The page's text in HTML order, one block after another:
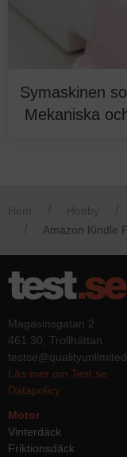
Symaskinen
Mekaniska
Amazon Kindle
Magasinsgatan 2
461 30, Trollhättan
Läs mer om Test.se
Datapolicy
Motor
Vinterdäck
Friktionsdäck